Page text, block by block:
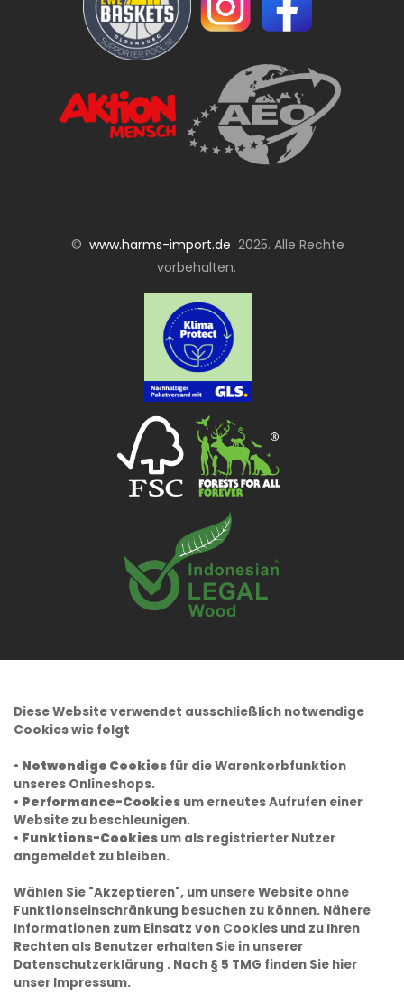
© www.harms-import.de 2025. Alle Rechte
vorbehalten.
Diese Website verwendet ausschließlich notwendige
Cookies wie folgt
• Notwendige Cookies für die Warenkorbfunktion
unseres Onlineshops.
• Performance-Cookies um erneutes Aufrufen einer
Website zu beschleunigen.
• Funktions-Cookies um als registrierter Nutzer
angemeldet zu bleiben.
Wählen Sie "Akzeptieren", um unsere Website ohne
Funktionseinschränkung besuchen zu können. Nähere
Informationen zum Einsatz von Cookies und zu Ihren
Rechten als Benutzer erhalten Sie in unserer
Datenschutzerklärung . Nach § 5 TMG finden Sie hier
unser Impressum.